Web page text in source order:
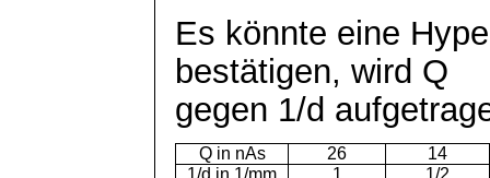
Es könnte eine
bestätigen, wird Q
gegen 1/d
Q in nAs 26
14
1/d in 1/mm
1 1/2